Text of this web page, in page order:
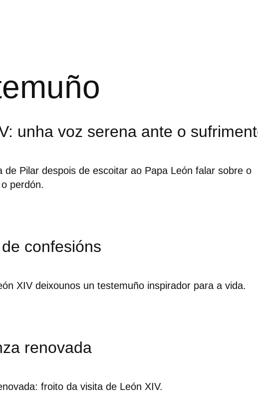
unha voz serena ante o
de Pilar despois de escoitar ao Papa León falar sobre o
perdón.
confesións
XIV deixounos un testemuño inspirador para a vida.
renovada
froito da visita de León XIV.